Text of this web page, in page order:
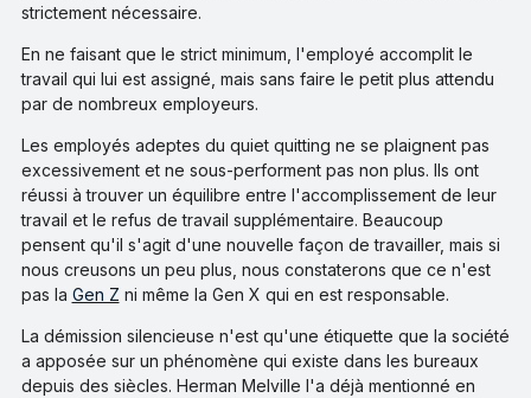
strictement nécessaire.
En ne faisant que le strict minimum, l'employé accomplit le
travail qui lui est assigné, mais sans faire le petit plus attendu
par de nombreux employeurs.
Les employés adeptes du quiet quitting ne se plaignent pas
excessivement et ne sous-performent pas non plus. Ils ont
réussi à trouver un équilibre entre l'accomplissement de leur
travail et le refus de travail supplémentaire. Beaucoup
pensent qu'il s'agit d'une nouvelle façon de travailler, mais si
nous creusons un peu plus, nous constaterons que ce n'est
pas la Gen Z ni même la Gen X qui en est responsable.
La démission silencieuse n'est qu'une étiquette que la société
a apposée sur un phénomène qui existe dans les bureaux
depuis des siècles. Herman Melville l'a déjà mentionné en